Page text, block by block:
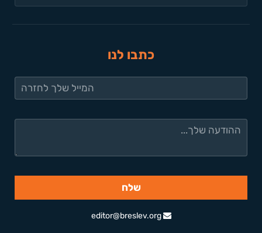
כתבו לנו
editor@breslev.org